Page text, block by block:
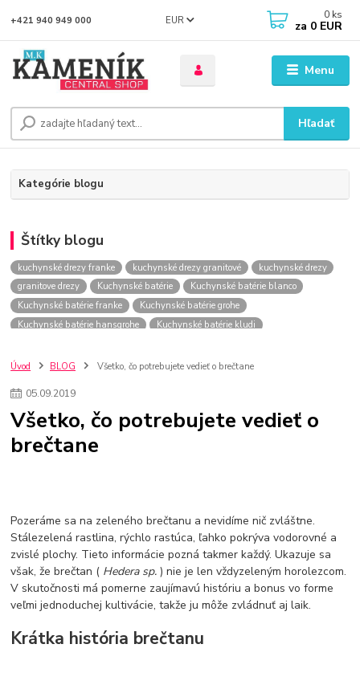
Menu
EUR
Hľadať
+421 940 949 000 0 ks
za 0 EUR
Kategórie blogu
Štítky blogu
kuchynské drezy franke kuchynské drezy granitové
kuchynské drezy
granitove drezy
Kuchynské batérie
Kuchynské batérie blanco
Kuchynské batérie franke
Kuchynské batérie grohe
Kuchynské batérie hansgrohe
Kuchynské batérie kludi
kuchynské batérie sagittarius
kuchynské batérie
vodovodné batérie
kuchynské drezy sety
kúpelňové batérie
vodovodné batérie do kúpelne kuchynske
drez
bidetové batérie
Zápustné umývadlá
sprchový záves
vodovodná batéria
čierna kúpelňová batéria
vaňa retro
voľne stojaca vaňa
retro kúpeľne
Nákup tovaru pre firmy bez DPH
Bez DPH
Ako znížiť náklady
Ako znížiť náklady na firmu
szco nakup bez dph
szco nakup bez dph nakupovanie na firmu bez dph
nákup bez dph v eu ň
Úvod BLOG Všetko, čo potrebujete vedieť o brečtane
05.09.2019
Všetko, čo potrebujete vedieť o
brečtane
Pozeráme sa na zeleného brečtanu a nevidíme nič zvláštne.
Stálezelená rastlina, rýchlo rastúca, ľahko pokrýva vodorovné a
zvislé plochy. Tieto informácie pozná takmer každý. Ukazuje sa
však, že brečtan ( Hedera sp.) nie je len vždyzeleným horolezcom.
V skutočnosti má pomerne zaujímavú históriu a bonus vo forme
veľmi jednoduchej kultivácie, takže ju môže zvládnuť aj laik.
Krátka história brečtanu